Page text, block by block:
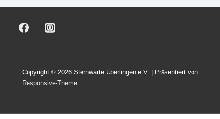
Copyright © 2026 Sternwarte Überlingen e.V.
| Präsentiert von
Responsive-Theme